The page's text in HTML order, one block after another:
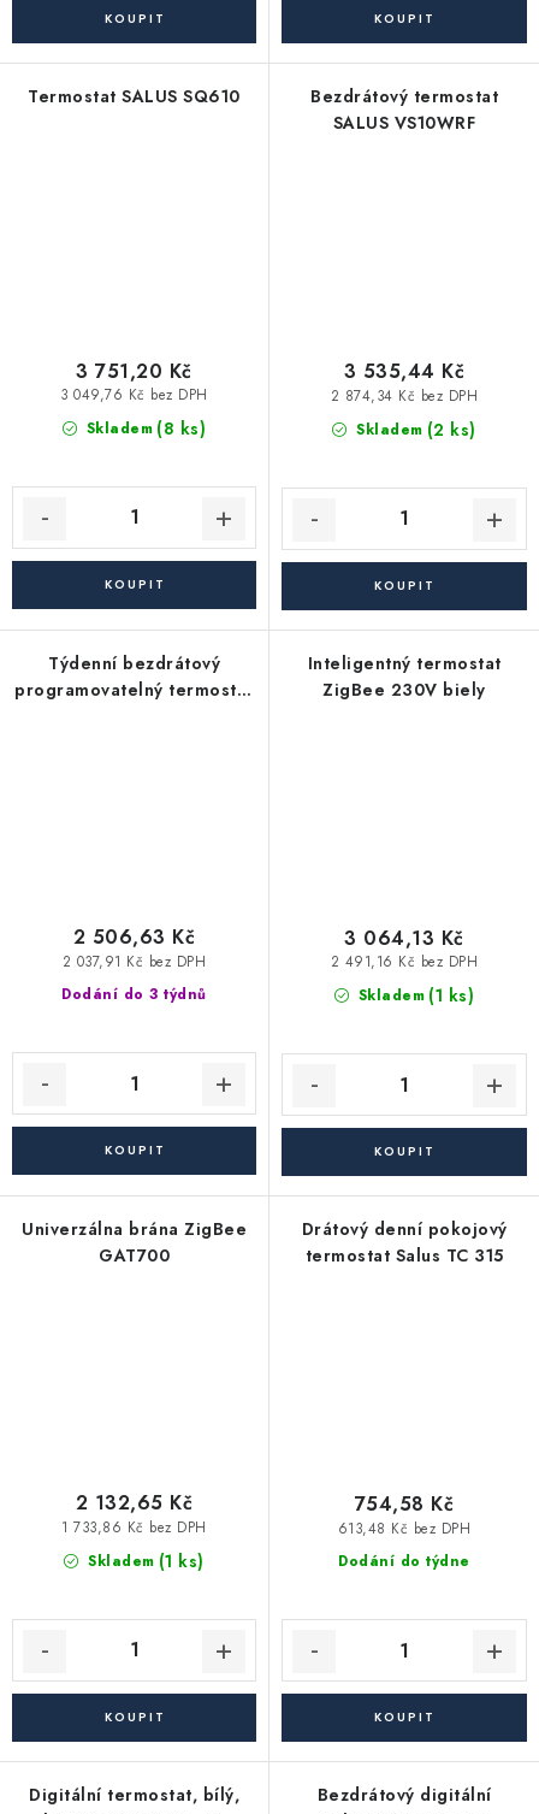
Termostat SALUS SQ610
Skladem (8 ks)
3 049,76 Kč bez DPH
3 751,20 Kč
Bezdrátový termostat
SALUS VS10WRF
Skladem (2 ks)
2 874,34 Kč bez DPH
3 535,44 Kč
Týdenní bezdrátový
programovatelný termostat
Dodání do 3 týdnů
2 037,91 Kč bez DPH
2 506,63 Kč
Inteligentný termostat
ZigBee 230V biely
Skladem (1 ks)
2 491,16 Kč bez DPH
3 064,13 Kč
Univerzálna brána ZigBee
GAT700
Skladem (1 ks)
1 733,86 Kč bez DPH
2 132,65 Kč
Drátový denní pokojový
termostat Salus TC 315
Dodání do týdne
613,48 Kč bez DPH
754,58 Kč
Digitální termostat, bílý,
Bezdrátový digitální